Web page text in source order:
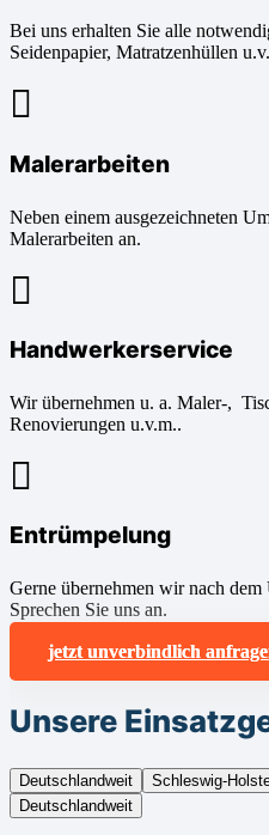
Bei uns erhalten Sie alle
Seidenpapier, Matratzenhüllen
Malerarbeiten
Neben einem ausgezeichneten
Malerarbeiten an.
Handwerkerservice
Wir übernehmen u. a. Maler-,
Renovierungen u.v.m..
Entrümpelung
Gerne übernehmen wir nach
Sprechen Sie uns an.
jetzt unverbindlich
Unsere
Deutschlandweit
Schleswig-
Deutschlandweit